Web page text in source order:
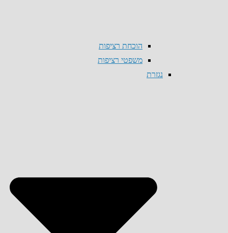
הוכחת רציפות
משפטי רציפות
נגזרת